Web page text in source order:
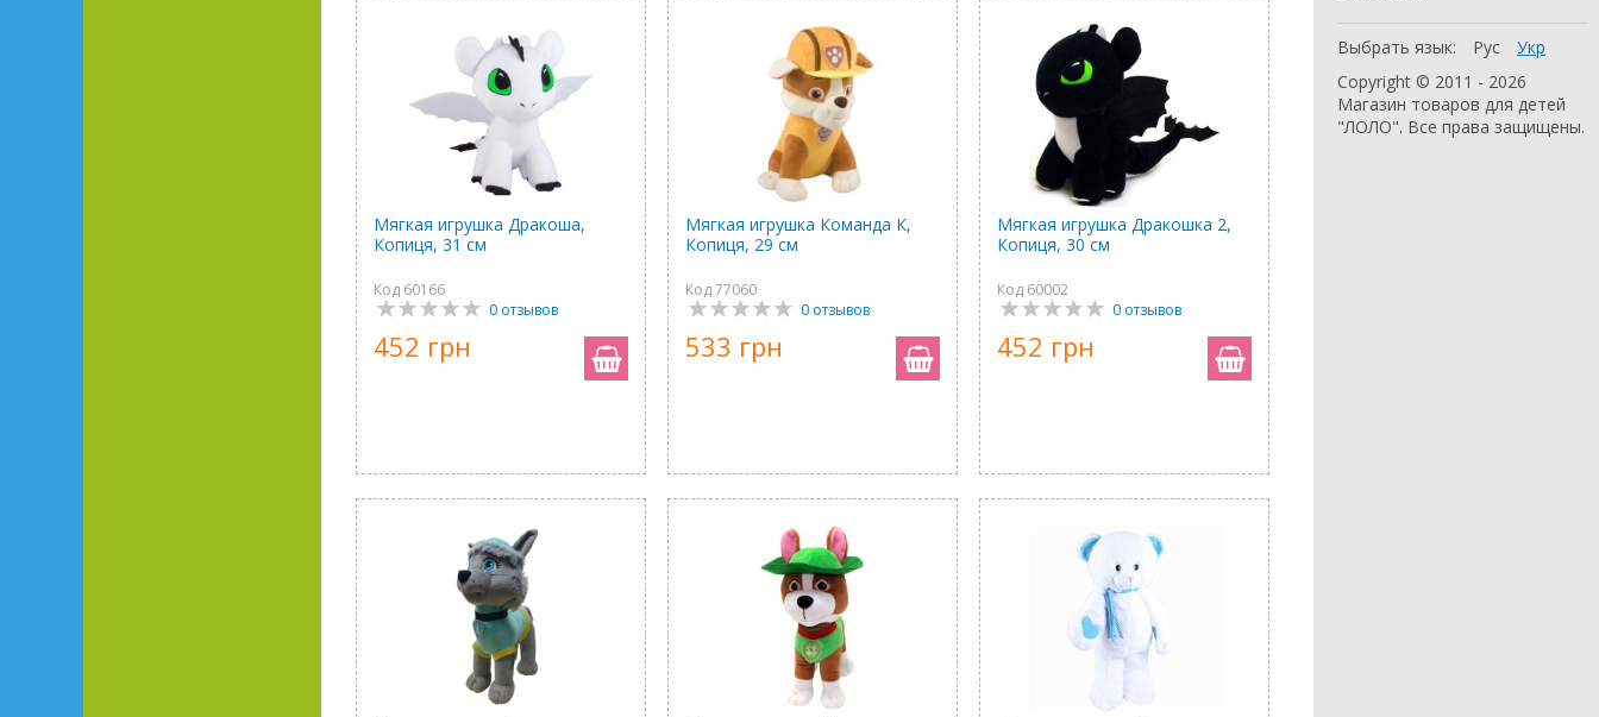
Мягкая игрушка Дракоша,
Копиця, 31 см
Код 60166
0 отзывов
452 грн
Мягкая игрушка Команда К,
Копиця, 29 см
Код 77060
0 отзывов
533 грн
Мягкая игрушка Дракошка 2,
Копиця, 30 см
Код 60002
0 отзывов
452 грн
Выбрать язык: Рус
Укр
Copyright © 2011 - 2026
Магазин товаров для детей
"ЛОЛО". Все права защищены.